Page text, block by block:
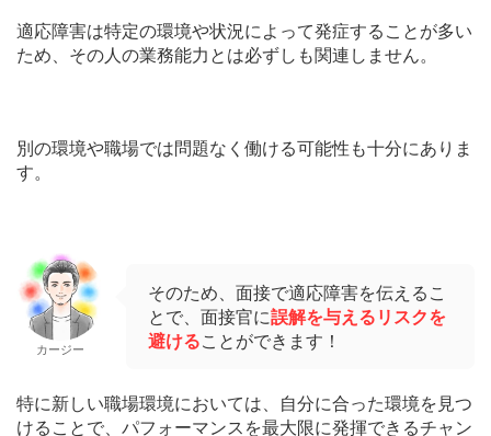
適応障害は特定の環境や状況によって発症することが多い
ため、その人の業務能力とは必ずしも関連しません。
別の環境や職場では問題なく働ける可能性も十分にありま
す。
カージー
そのため、面接で適応障害を伝えるこ
とで、面接官に誤解を与えるリスクを
避けることができます！
特に新しい職場環境においては、自分に合った環境を見つ
けることで、パフォーマンスを最大限に発揮できるチャン